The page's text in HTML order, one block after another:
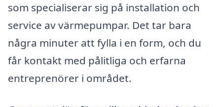
som specialiserar sig på installation och
service av värmepumpar. Det tar bara
några minuter att fylla i en form, och du
får kontakt med pålitliga och erfarna
entreprenörer i området.